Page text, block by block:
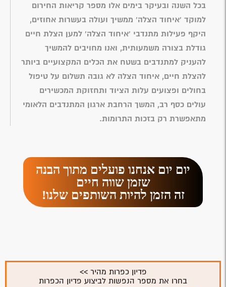
בכל השנה ובעיקר בימים אלו מספר קריאות החירום
למוקד 'איחוד הצלה' ממשיך ועולה בעשרות אחוזים,
היקף פעילות מתנדבי 'איחוד הצלה' למען הצלת חיים
גודלת בצורה משמעותית, ואנו מחויבים להמשיך
להעניק למתנדבים בשטח את הכלים המקצועיים ביותר
להצלת חיים, איחוד הצלה לא גובה תשלום על טיפול
בחולים ופצועים עלות הציוד ותחזוקת המכשירים
עולים כסף רב, המשך הרחבת ארגון המתנדבים הלאומי
מתאפשרת רק בזכות התרומות.
יום יום אנחנו פועלים מתוך הבנה
שזמן שווה חיים
זה הזמן להיות השותפים שלנו!
פדיון כפרות מהיר >>
בחרו את מספר הנפשות לביצוע פדיון הכפרות